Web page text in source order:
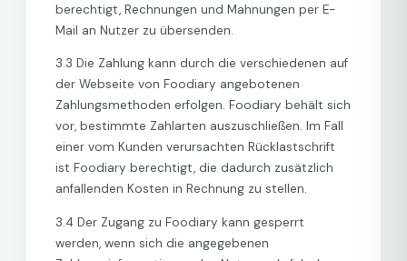
berechtigt, Rechnungen und Mahnungen per E-
Mail an Nutzer zu übersenden.
3.3 Die Zahlung kann durch die verschiedenen auf
der Webseite von Foodiary angebotenen
Zahlungsmethoden erfolgen. Foodiary behält sich
vor, bestimmte Zahlarten auszuschließen. Im Fall
einer vom Kunden verursachten Rücklastschrift
ist Foodiary berechtigt, die dadurch zusätzlich
anfallenden Kosten in Rechnung zu stellen.
3.4 Der Zugang zu Foodiary kann gesperrt
werden, wenn sich die angegebenen